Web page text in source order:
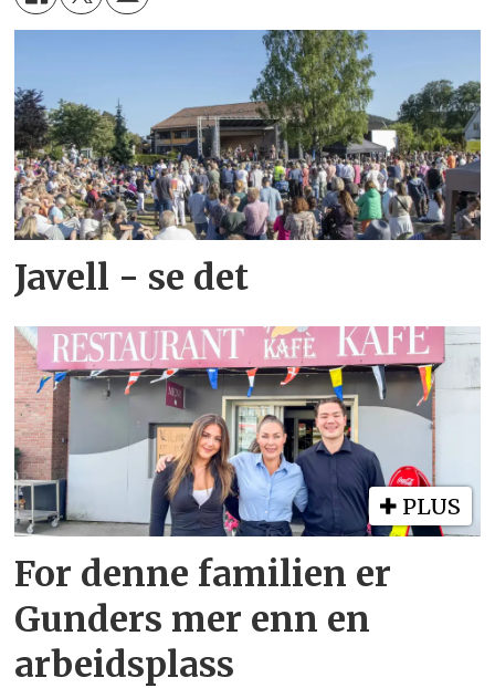
Javell - se det
PLUS
For denne familien er
Gunders mer enn en
arbeidsplass